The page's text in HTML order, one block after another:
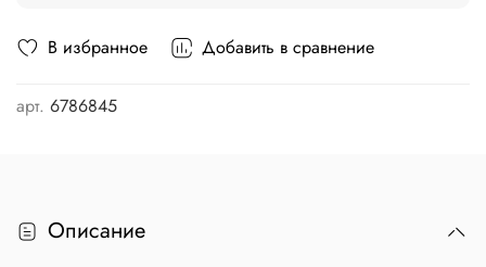
В избранное Добавить в сравнение
арт. 6786845
Описание